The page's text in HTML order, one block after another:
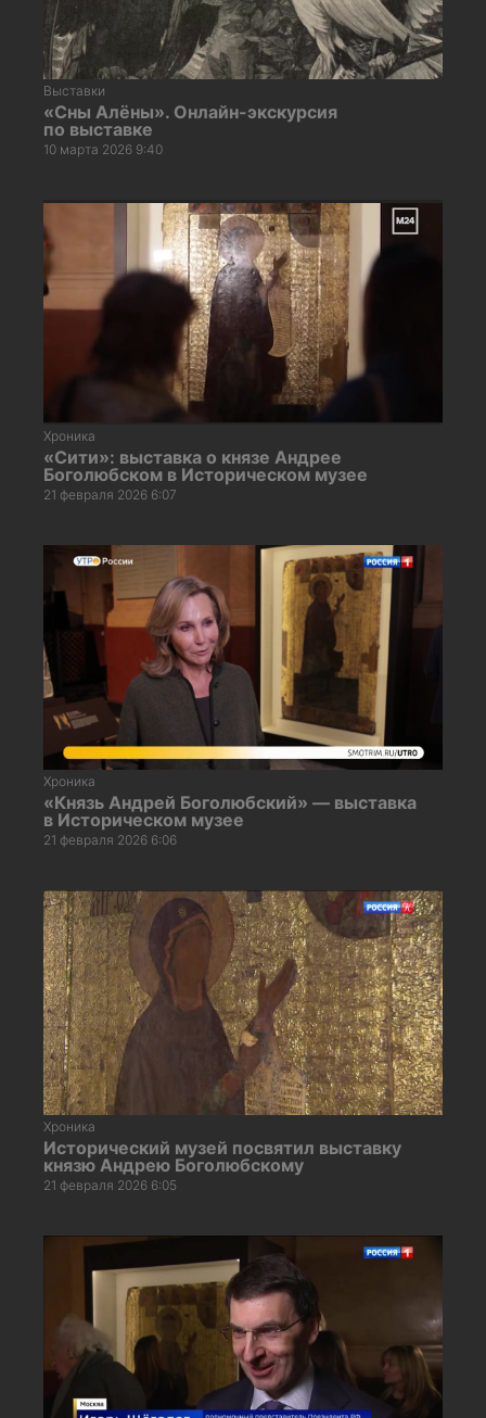
Выставки
«Сны Алёны». Онлайн-экскурсия
по выставке
10 марта 2026 9:40
Хроника
«Сити»: выставка о князе Андрее
Боголюбском в Историческом музее
21 февраля 2026 6:07
Хроника
«Князь Андрей Боголюбский» — выставка
в Историческом музее
21 февраля 2026 6:06
Хроника
Исторический музей посвятил выставку
князю Андрею Боголюбскому
21 февраля 2026 6:05